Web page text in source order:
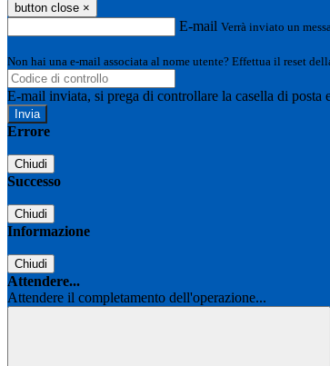
button close ×
E-mail Verrà inviato un
Non hai una e-mail associata al nome utente? Effettua il reset
E-mail inviata, si prega di controllare la casella di posta
Errore
Chiudi
Successo
Chiudi
Informazione
Chiudi
Attendere...
Attendere il completamento dell'operazione...